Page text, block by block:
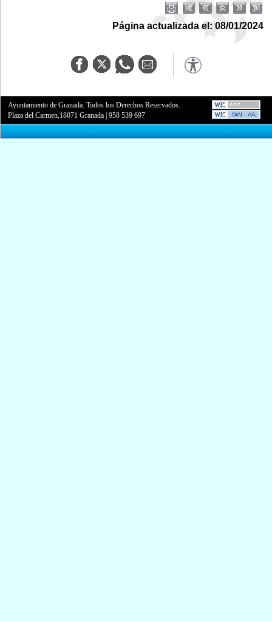
Página actualizada el: 08/01/2024
Ayuntamiento de Granada. Todos los Derechos Reservados.
Plaza del Carmen,18071 Granada |958 539 697